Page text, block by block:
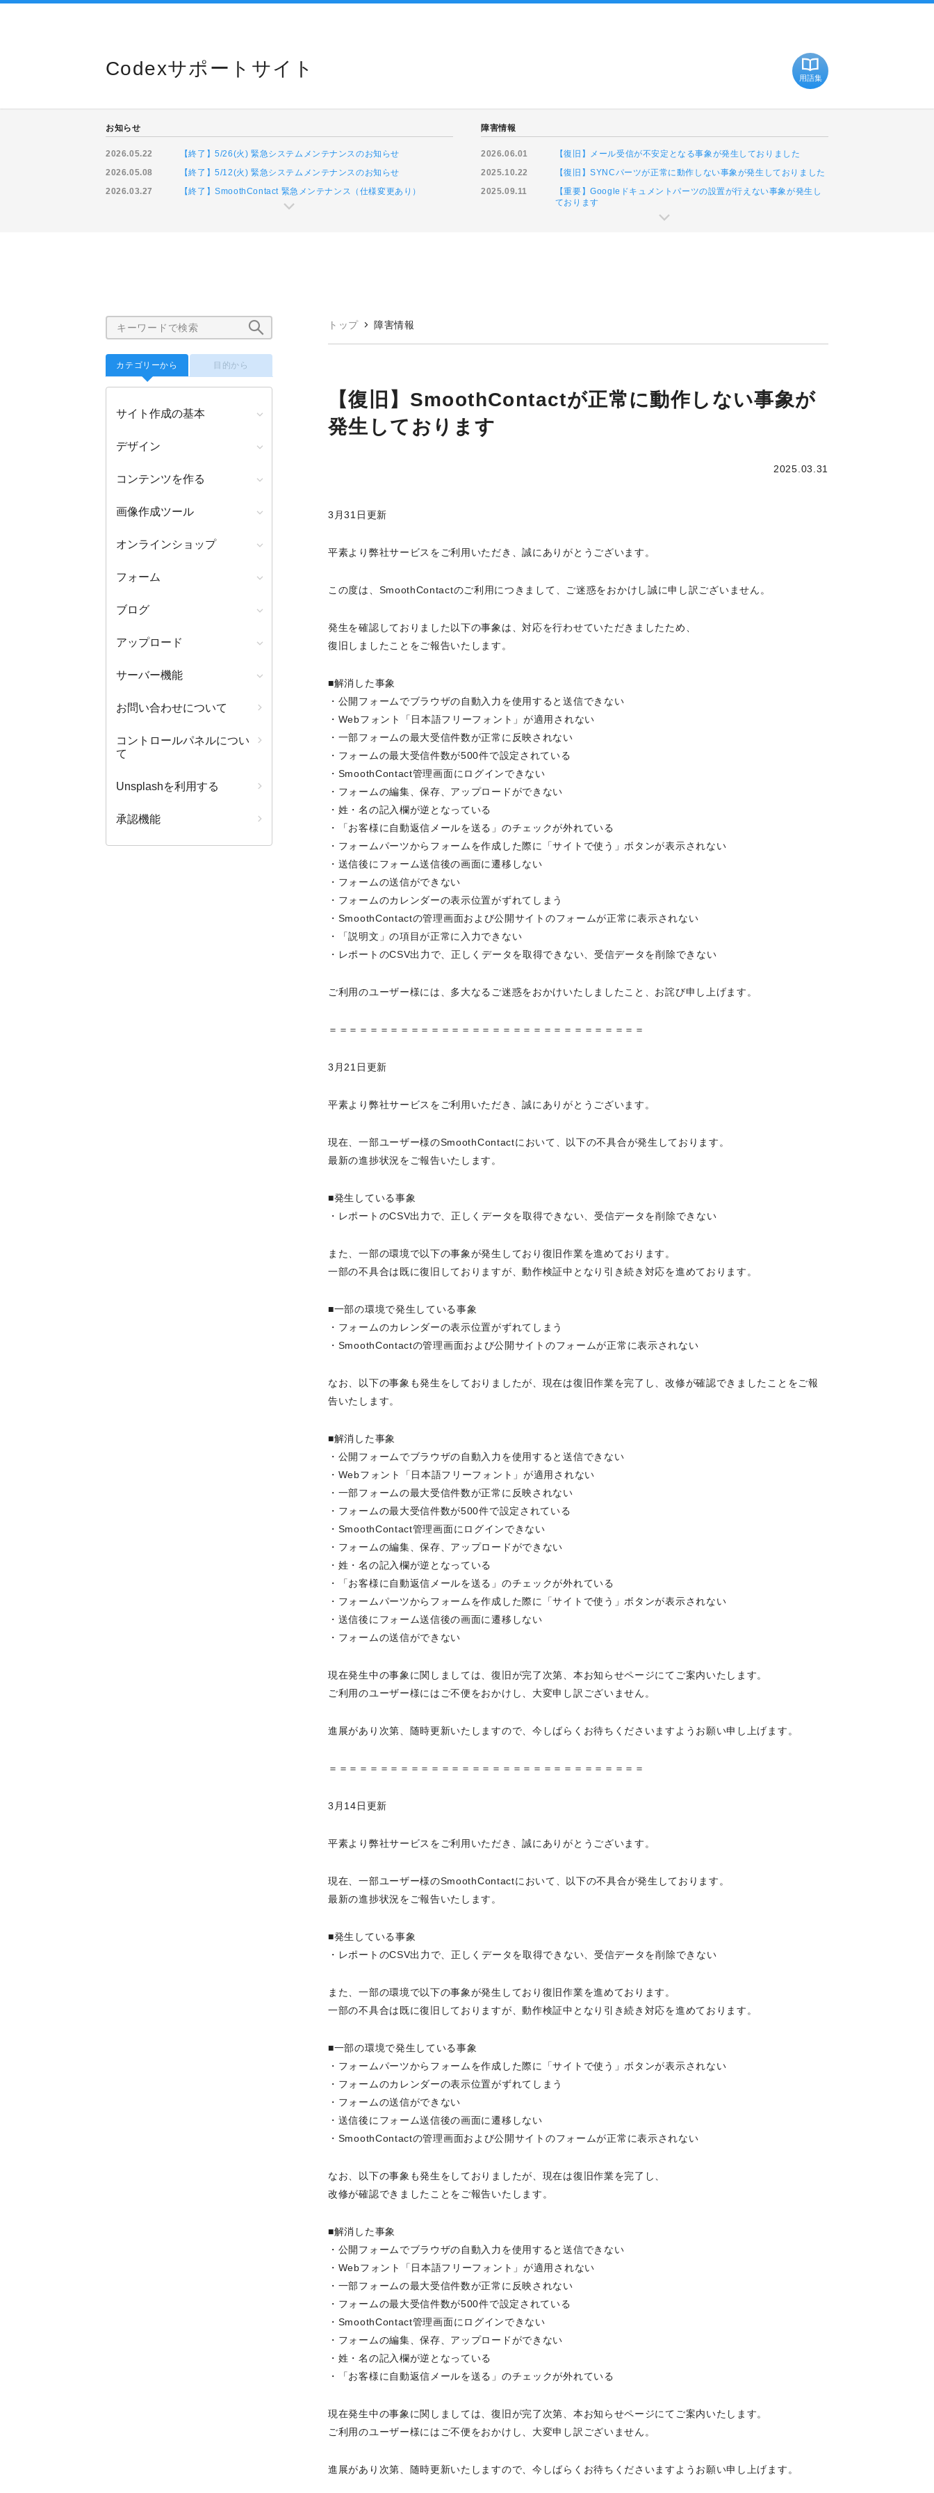
Codexサポートサイト 用語集
お知らせ
2026.05.22
【終了】5/26(火) 緊急システムメンテナンスのお知らせ
2026.05.08
【終了】5/12(火) 緊急システムメンテナンスのお知らせ
2026.03.27
【終了】SmoothContact 緊急メンテナンス（仕様変更あり）
障害情報
2026.06.01
【復旧】メール受信が不安定となる事象が発生しておりました
2025.10.22
【復旧】SYNCパーツが正常に動作しない事象が発生しておりました
2025.09.11
【重要】Googleドキュメントパーツの設置が行えない事象が発生し
ております
トップ 障害情報
【復旧】SmoothContactが正常に動作しない事象が
発生しております
2025.03.31
3月31日更新
平素より弊社サービスをご利用いただき、誠にありがとうございます。
この度は、SmoothContactのご利用につきまして、ご迷惑をおかけし誠に申し訳ございません。
発生を確認しておりました以下の事象は、対応を行わせていただきましたため、
復旧しましたことをご報告いたします。
■解消した事象
・公開フォームでブラウザの自動入力を使用すると送信できない
・Webフォント「日本語フリーフォント」が適用されない
・一部フォームの最大受信件数が正常に反映されない
・フォームの最大受信件数が500件で設定されている
・SmoothContact管理画面にログインできない
・フォームの編集、保存、アップロードができない
・姓・名の記入欄が逆となっている
・「お客様に自動返信メールを送る」のチェックが外れている
・フォームパーツからフォームを作成した際に「サイトで使う」ボタンが表示されない
・送信後にフォーム送信後の画面に遷移しない
・フォームの送信ができない
・フォームのカレンダーの表示位置がずれてしまう
・SmoothContactの管理画面および公開サイトのフォームが正常に表示されない
・「説明文」の項目が正常に入力できない
・レポートのCSV出力で、正しくデータを取得できない、受信データを削除できない
ご利用のユーザー様には、多大なるご迷惑をおかけいたしましたこと、お詫び申し上げます。
＝＝＝＝＝＝＝＝＝＝＝＝＝＝＝＝＝＝＝＝＝＝＝＝＝＝＝＝＝＝＝
3月21日更新
平素より弊社サービスをご利用いただき、誠にありがとうございます。
現在、一部ユーザー様のSmoothContactにおいて、以下の不具合が発生しております。
最新の進捗状況をご報告いたします。
■発生している事象
・レポートのCSV出力で、正しくデータを取得できない、受信データを削除できない
また、一部の環境で以下の事象が発生しており復旧作業を進めております。
一部の不具合は既に復旧しておりますが、動作検証中となり引き続き対応を進めております。
■一部の環境で発生している事象
・フォームのカレンダーの表示位置がずれてしまう
・SmoothContactの管理画面および公開サイトのフォームが正常に表示されない
なお、以下の事象も発生をしておりましたが、現在は復旧作業を完了し、改修が確認できましたことをご報
告いたします。
■解消した事象
・公開フォームでブラウザの自動入力を使用すると送信できない
・Webフォント「日本語フリーフォント」が適用されない
・一部フォームの最大受信件数が正常に反映されない
・フォームの最大受信件数が500件で設定されている
・SmoothContact管理画面にログインできない
・フォームの編集、保存、アップロードができない
・姓・名の記入欄が逆となっている
・「お客様に自動返信メールを送る」のチェックが外れている
・フォームパーツからフォームを作成した際に「サイトで使う」ボタンが表示されない
・送信後にフォーム送信後の画面に遷移しない
・フォームの送信ができない
現在発生中の事象に関しましては、復旧が完了次第、本お知らせページにてご案内いたします。
ご利用のユーザー様にはご不便をおかけし、大変申し訳ございません。
進展があり次第、随時更新いたしますので、今しばらくお待ちくださいますようお願い申し上げます。
＝＝＝＝＝＝＝＝＝＝＝＝＝＝＝＝＝＝＝＝＝＝＝＝＝＝＝＝＝＝＝
3月14日更新
平素より弊社サービスをご利用いただき、誠にありがとうございます。
現在、一部ユーザー様のSmoothContactにおいて、以下の不具合が発生しております。
最新の進捗状況をご報告いたします。
■発生している事象
・レポートのCSV出力で、正しくデータを取得できない、受信データを削除できない
また、一部の環境で以下の事象が発生しており復旧作業を進めております。
一部の不具合は既に復旧しておりますが、動作検証中となり引き続き対応を進めております。
■一部の環境で発生している事象
・フォームパーツからフォームを作成した際に「サイトで使う」ボタンが表示されない
・フォームのカレンダーの表示位置がずれてしまう
・フォームの送信ができない
・送信後にフォーム送信後の画面に遷移しない
・SmoothContactの管理画面および公開サイトのフォームが正常に表示されない
なお、以下の事象も発生をしておりましたが、現在は復旧作業を完了し、
改修が確認できましたことをご報告いたします。
■解消した事象
・公開フォームでブラウザの自動入力を使用すると送信できない
・Webフォント「日本語フリーフォント」が適用されない
・一部フォームの最大受信件数が正常に反映されない
・フォームの最大受信件数が500件で設定されている
・SmoothContact管理画面にログインできない
・フォームの編集、保存、アップロードができない
・姓・名の記入欄が逆となっている
・「お客様に自動返信メールを送る」のチェックが外れている
現在発生中の事象に関しましては、復旧が完了次第、本お知らせページにてご案内いたします。
ご利用のユーザー様にはご不便をおかけし、大変申し訳ございません。
進展があり次第、随時更新いたしますので、今しばらくお待ちくださいますようお願い申し上げます。
カテゴリーから 目的から
サイト作成の基本
デザイン
コンテンツを作る
画像作成ツール
オンラインショップ
フォーム
ブログ
アップロード
サーバー機能
お問い合わせについて
コントロールパネルについ
て
Unsplashを利用する
承認機能